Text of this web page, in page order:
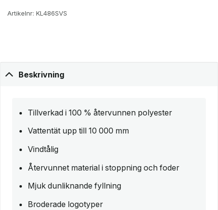
Artikelnr: KL486SVS
Beskrivning
Tillverkad i 100 % återvunnen polyester
Vattentät upp till 10 000 mm
Vindtålig
Återvunnet material i stoppning och foder
Mjuk dunliknande fyllning
Broderade logotyper